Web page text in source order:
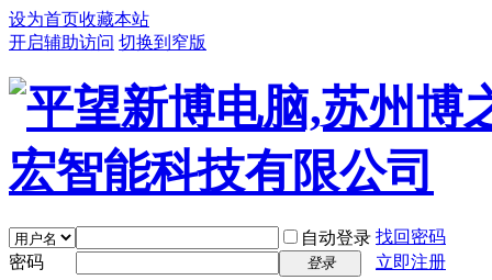
设为首页收藏本站
开启辅助访问 切换到窄版
自动登录 找回密码
密码
登录 立即注册